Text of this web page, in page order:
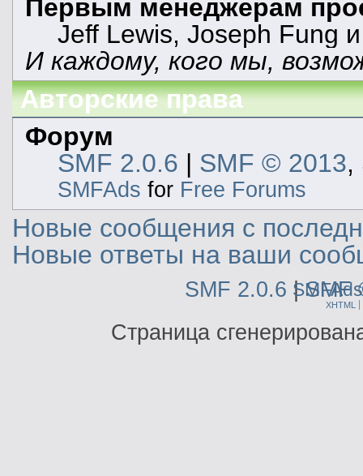
Первым менеджерам
Jeff Lewis, Joseph Fung
И каждому, кого мы,
Авторские права
Форум
SMF 2.0.6 | SMF © 2013,
SMFAds for Free Forums
Новые сообщения с
Новые ответы на ваши
SMF 2.0.6 |SMF
SMFAds
XHTML
Страница